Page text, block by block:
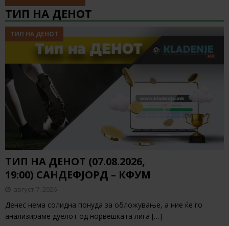
ТИП НА ДЕНОТ
ТИП НА ДЕНОТ
ТИП НА ДЕНОТ (07.08.2026,
19:00) САНДЕФЈОРД – КФУМ
август 7, 2026
Денес нема солидна понуда за обложување, а ние ќе го
анализираме дуелот од норвешката лига […]